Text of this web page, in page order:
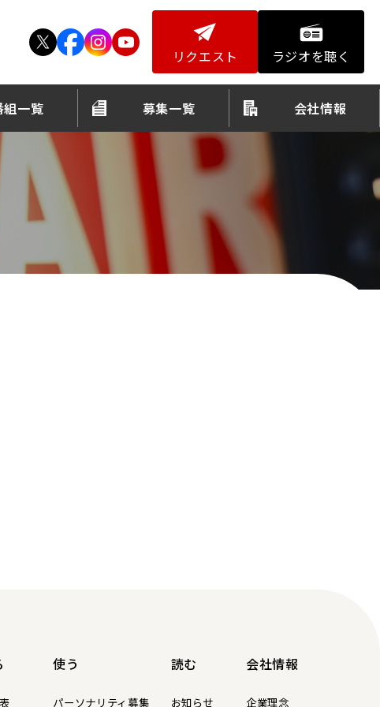
リクエスト ラジオを聴く
組一覧 募集一覧 会社情報
使う
パーソナリティ募集
読む
お知らせ
会社情報
企業理念